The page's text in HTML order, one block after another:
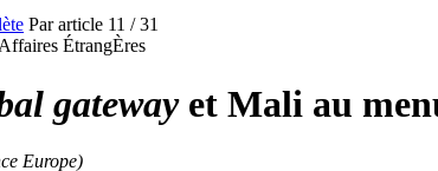
Par article 11 / 31
Affaires ÉtrangÈres
gatewayet Mali au
Europe)